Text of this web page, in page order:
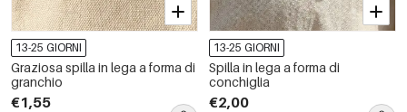
13-25 GIORNI
Graziosa spilla in lega a forma di
granchio
€1,55
13-25 GIORNI
Spilla in lega a forma di
conchiglia
€2,00